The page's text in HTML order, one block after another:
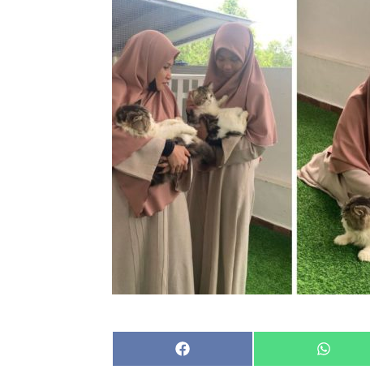
Share
on
Share
on